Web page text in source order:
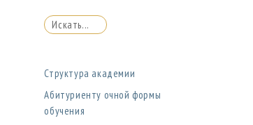
Структура академии
Абитуриенту очной формы
обучения